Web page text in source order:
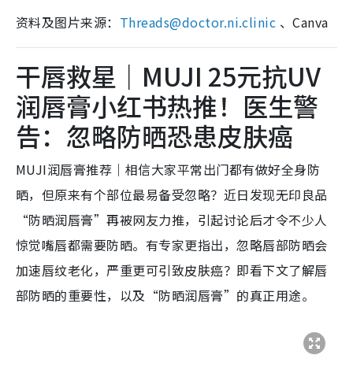
资料及图片来源： Threads@doctor.ni.clinic 、Canva
干唇救星｜MUJI 25元抗UV
润唇膏小红书热推！医生警
告：忽略防晒恐患皮肤癌
MUJI润唇膏推荐｜相信大家平常出门都有做好全身防
晒，但原来有个部位最易备受忽略？近日发现无印良品
“防晒润唇膏”再被网友力推，引起讨论后才令不少人
惊觉嘴唇都需要防晒。有专家更指出，忽略唇部防晒会
加速唇纹老化，严重更可引致皮肤癌？即看下文了解唇
部防晒的重要性，以及“防晒润唇膏”的真正用途。